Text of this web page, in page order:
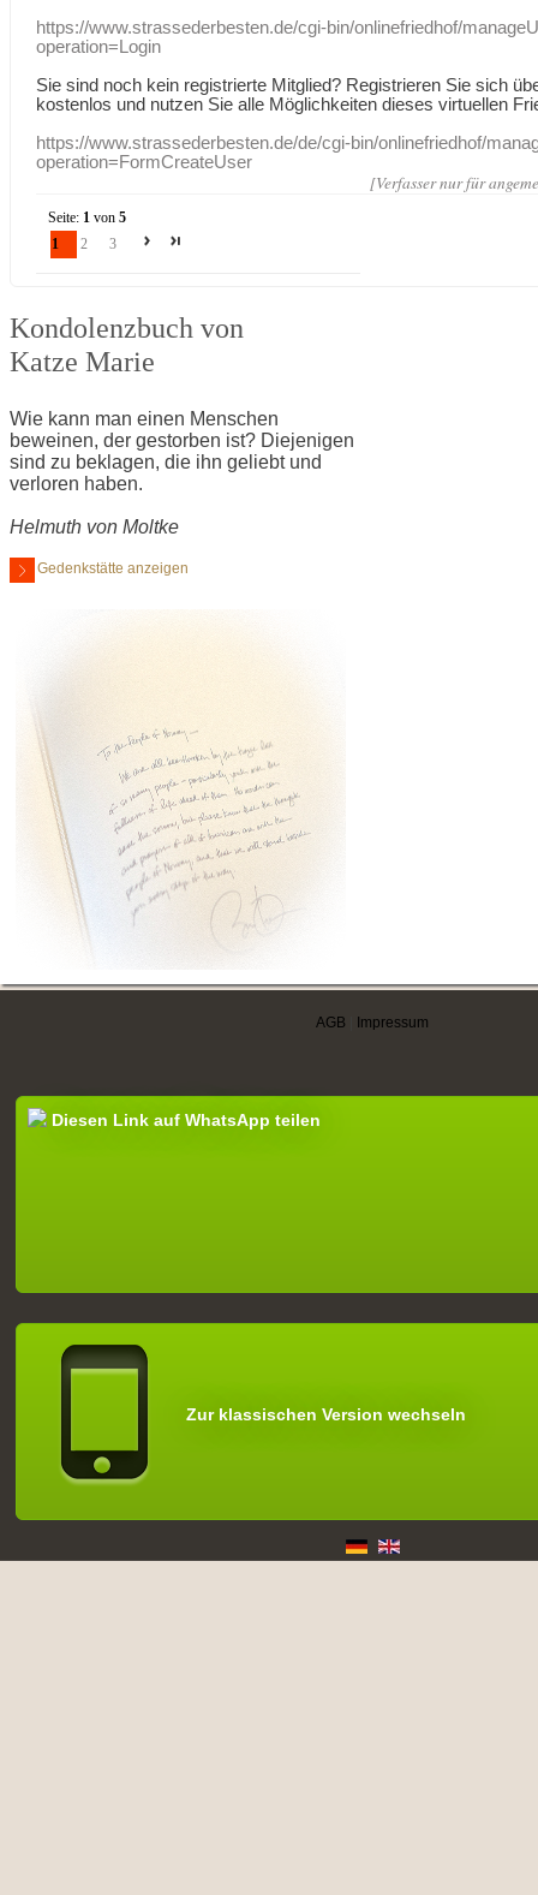
https://www.strassederbesten.de/cgi-bin/onlinefriedhof/
operation=Login
Sie sind noch kein registrierte Mitglied? Registrieren Sie sich
kostenlos und nutzen Sie alle Möglichkeiten dieses virtuellen
https://www.strassederbesten.de/de/cgi-bin/onlinefriedhof/
operation=FormCreateUser
[Verfasser nur für
Seite: 1 von5
1
2 3
Kondolenzbuch von
Katze Marie
Wie kann man einen Menschen
beweinen, der gestorben ist? Diejenigen
sind zu beklagen, die ihn geliebt und
verloren haben.
Helmuth von Moltke
Gedenkstätte anzeigen
AGB Impressum
Diesen Link auf WhatsApp teilen
Zur klassischen Version wechseln